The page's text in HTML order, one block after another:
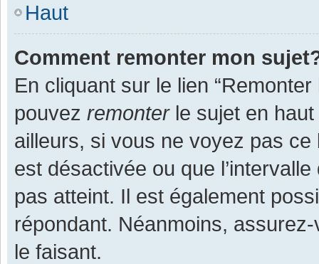
Haut
Comment remonter mon
En cliquant sur le lien
pouvez remonterle sujet en haut
ailleurs, si vous ne voyez pas
est désactivée ou que
pas atteint. Il est également
répondant. Néanmoins,
le faisant.